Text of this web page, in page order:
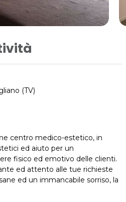
(TV)
centro medico-estetico, in
ed aiuto per un
fisico ed emotivo delle clienti.
ed attento alle tue richieste
ed un immancabile sorriso, la